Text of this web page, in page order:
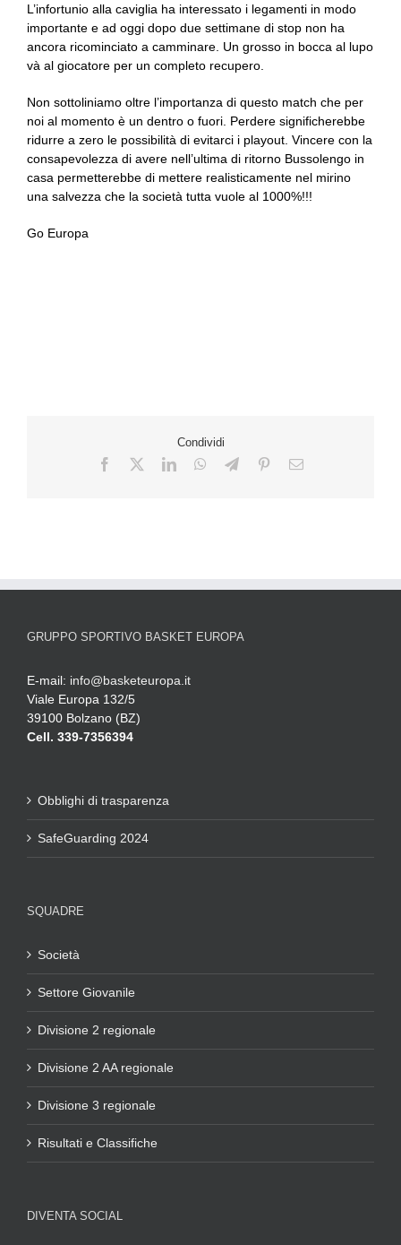
L’infortunio alla caviglia ha interessato i legamenti in modo
importante e ad oggi dopo due settimane di stop non ha
ancora ricominciato a camminare. Un grosso in bocca al lupo
và al giocatore per un completo recupero.
Non sottoliniamo oltre l’importanza di questo match che per
noi al momento è un dentro o fuori. Perdere significherebbe
ridurre a zero le possibilità di evitarci i playout. Vincere con la
consapevolezza di avere nell’ultima di ritorno Bussolengo in
casa permetterebbe di mettere realisticamente nel mirino
una salvezza che la società tutta vuole al 1000%!!!
Go Europa
Condividi
GRUPPO SPORTIVO BASKET EUROPA
E-mail: info@basketeuropa.it
Viale Europa 132/5
39100 Bolzano (BZ)
Cell. 339-7356394
Obblighi di trasparenza
SafeGuarding 2024
SQUADRE
Società
Settore Giovanile
Divisione 2 regionale
Divisione 2 AA regionale
Divisione 3 regionale
Risultati e Classifiche
DIVENTA SOCIAL